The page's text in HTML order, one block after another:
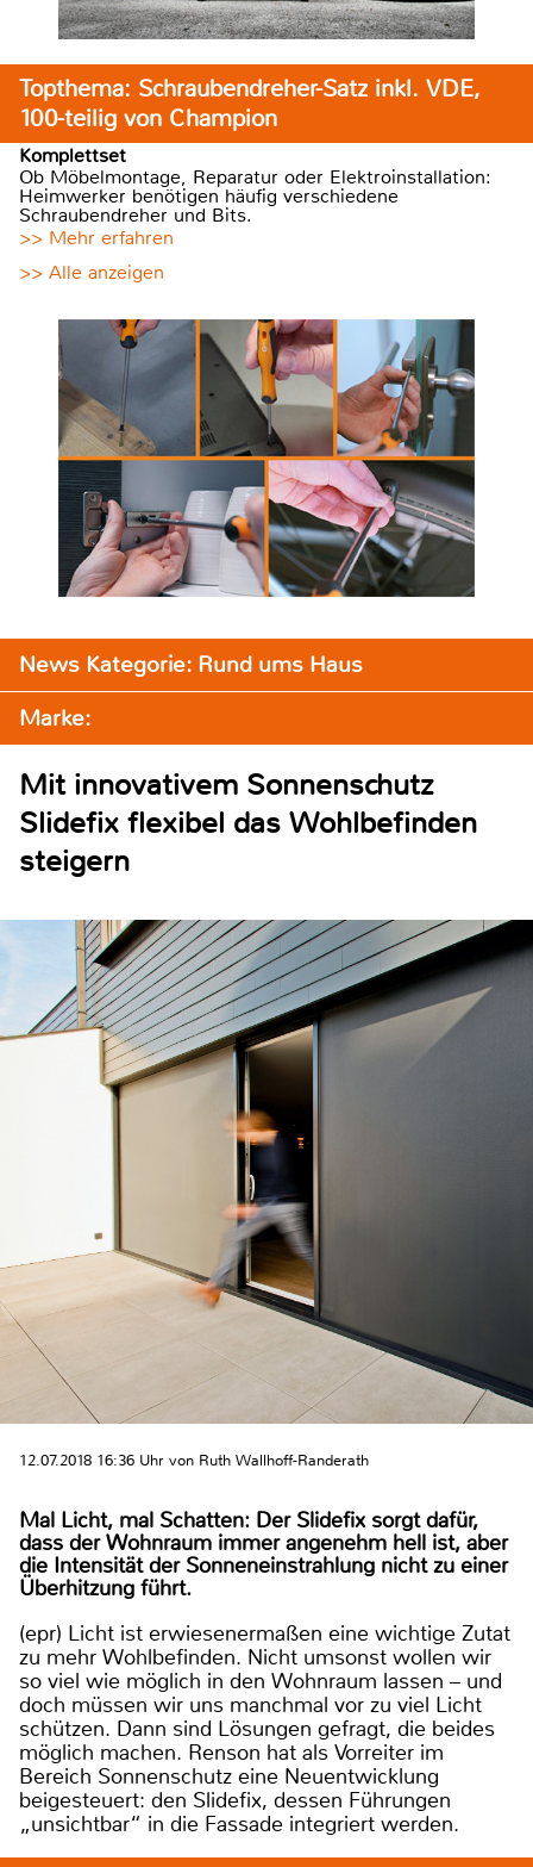
Topthema: Schraubendreher-Satz inkl. VDE,
100-teilig von Champion
Komplettset
Ob Möbelmontage, Reparatur oder Elektroinstallation:
Heimwerker benötigen häufig verschiedene
Schraubendreher und Bits.
>> Mehr erfahren
>> Alle anzeigen
News Kategorie: Rund ums Haus
Marke:
Mit innovativem Sonnenschutz
Slidefix flexibel das Wohlbefinden
steigern
12.07.2018 16:36 Uhr von Ruth Wallhoff-Randerath
Mal Licht, mal Schatten: Der Slidefix sorgt dafür,
dass der Wohnraum immer angenehm hell ist, aber
die Intensität der Sonneneinstrahlung nicht zu einer
Überhitzung führt.
(epr) Licht ist erwiesenermaßen eine wichtige Zutat
zu mehr Wohlbefinden. Nicht umsonst wollen wir
so viel wie möglich in den Wohnraum lassen – und
doch müssen wir uns manchmal vor zu viel Licht
schützen. Dann sind Lösungen gefragt, die beides
möglich machen. Renson hat als Vorreiter im
Bereich Sonnenschutz eine Neuentwicklung
beigesteuert: den Slidefix, dessen Führungen
„unsichtbar“ in die Fassade integriert werden.